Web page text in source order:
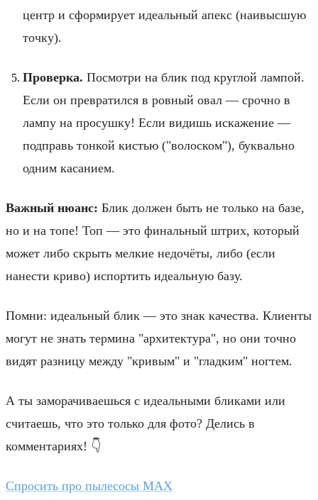
центр и сформирует идеальный апекс (наивысшую
точку).
Проверка. Посмотри на блик под круглой лампой.
Если он превратился в ровный овал — срочно в
лампу на просушку! Если видишь искажение —
подправь тонкой кистью ("волоском"), буквально
одним касанием.
Важный нюанс: Блик должен быть не только на базе,
но и на топе! Топ — это финальный штрих, который
может либо скрыть мелкие недочёты, либо (если
нанести криво) испортить идеальную базу.
Помни: идеальный блик — это знак качества. Клиенты
могут не знать термина "архитектура", но они точно
видят разницу между "кривым" и "гладким" ногтем.
А ты заморачиваешься с идеальными бликами или
считаешь, что это только для фото? Делись в
комментариях! 👇
Спросить про пылесосы MAX